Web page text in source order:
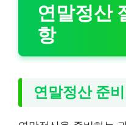
연말정산
항
연말정산 준